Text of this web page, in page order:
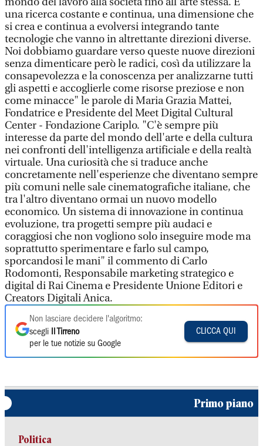
una ricerca costante e continua, una dimensione che
si crea e continua a evolversi integrando tante
tecnologie che vanno in altrettante direzioni diverse.
Noi dobbiamo guardare verso queste nuove direzioni
senza dimenticare però le radici, così da utilizzare la
consapevolezza e la conoscenza per analizzarne tutti
gli aspetti e accoglierle come risorse preziose e non
come minacce" le parole di Maria Grazia Mattei,
Fondatrice e Presidente del Meet Digital Cultural
Center - Fondazione Cariplo. "C'è sempre più
interesse da parte del mondo dell'arte e della cultura
nei confronti dell'intelligenza artificiale e della realtà
virtuale. Una curiosità che si traduce anche
concretamente nell'esperienze che diventano sempre
più comuni nelle sale cinematografiche italiane, che
tra l'altro diventano ormai un nuovo modello
economico. Un sistema di innovazione in continua
evoluzione, tra progetti sempre più audaci e
coraggiosi che non vogliono solo inseguire mode ma
soprattutto sperimentare e farlo sul campo,
sporcandosi le mani" il commento di Carlo
Rodomonti, Responsabile marketing strategico e
digital di Rai Cinema e Presidente Unione Editori e
Creators Digitali Anica.
Non lasciare decidere l'algoritmo:
scegli
Il Tirreno
per le tue notizie su Google
CLICCA QUI
Primo piano
Politica